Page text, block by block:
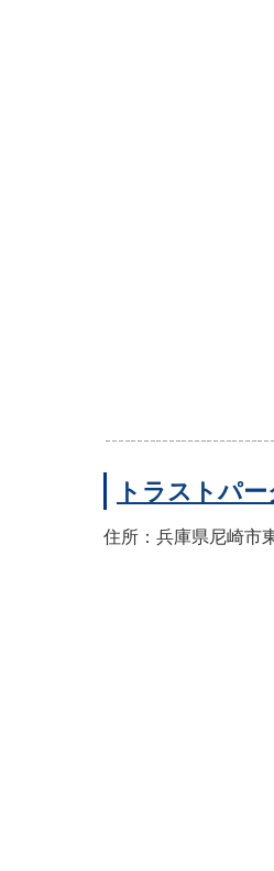
トラストパ
住所：兵庫県尼崎市